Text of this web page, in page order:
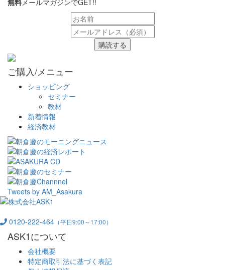
無料メールマガジンでGET!!
購読する
ご購入/メニュー
ショッピング
セミナー
教材
新着情報
経済教材
Tweets by AM_Asakura
0120-222-464 （平日9:00～17:00）
ASK1について
会社概要
特定商取引法に基づく表記